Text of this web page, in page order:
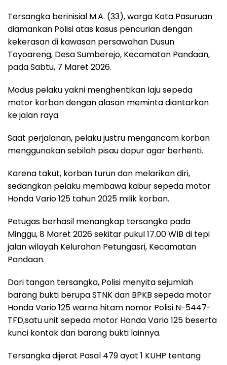
Tersangka berinisial M.A. (33), warga Kota Pasuruan
diamankan Polisi atas kasus pencurian dengan
kekerasan di kawasan persawahan Dusun
Toyoareng, Desa Sumberejo, Kecamatan Pandaan,
pada Sabtu, 7 Maret 2026.
Modus pelaku yakni menghentikan laju sepeda
motor korban dengan alasan meminta diantarkan
ke jalan raya.
Saat perjalanan, pelaku justru mengancam korban
menggunakan sebilah pisau dapur agar berhenti.
Karena takut, korban turun dan melarikan diri,
sedangkan pelaku membawa kabur sepeda motor
Honda Vario 125 tahun 2025 milik korban.
Petugas berhasil menangkap tersangka pada
Minggu, 8 Maret 2026 sekitar pukul 17.00 WIB di tepi
jalan wilayah Kelurahan Petungasri, Kecamatan
Pandaan.
Dari tangan tersangka, Polisi menyita sejumlah
barang bukti berupa STNK dan BPKB sepeda motor
Honda Vario 125 warna hitam nomor Polisi N-5447-
TFD,satu unit sepeda motor Honda Vario 125 beserta
kunci kontak dan barang bukti lainnya.
Tersangka dijerat Pasal 479 ayat 1 KUHP tentang